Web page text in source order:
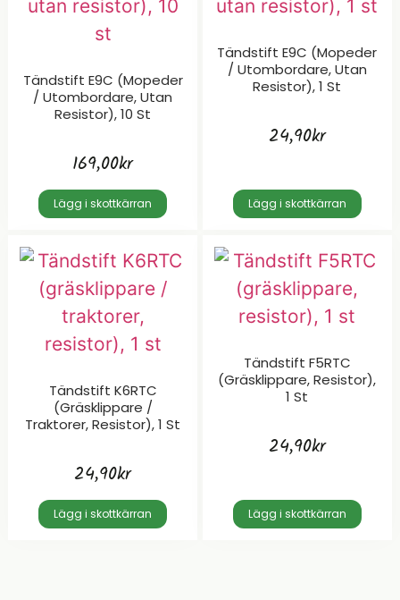
Tändstift E9C (mopeder
/ Utombordare, Utan
Resistor), 10 St
169,00kr
Lägg i skottkärran
Tändstift E9C (mopeder
/ Utombordare, Utan
Resistor), 1 St
24,90kr
Lägg i skottkärran
Tändstift K6RTC
(gräsklippare /
Traktorer, Resistor), 1 St
24,90kr
Lägg i skottkärran
Tändstift F5RTC
(gräsklippare, Resistor),
1 St
24,90kr
Lägg i skottkärran